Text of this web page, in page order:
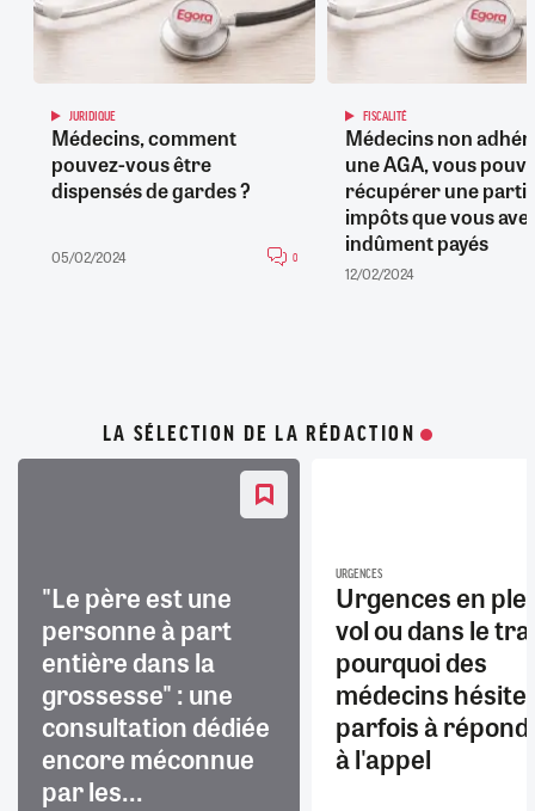
JURIDIQUE
Médecins, comment
pouvez-vous être
dispensés de gardes ?
05/02/2024 0
FISCALITÉ
Médecins non
une AGA, vous
récupérer une
impôts que vous
indûment payés
12/02/2024
LA SÉLECTION DE LA RÉDACTION
"Le père est une
personne à part
entière dans la
grossesse" : une
consultation dédiée
encore méconnue
par les...
URGENCES
Urgences en
vol ou dans le
pourquoi des
médecins
parfois à
à l'appel